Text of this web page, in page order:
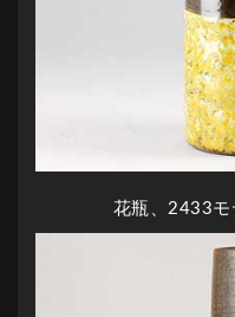
花瓶、2433モ